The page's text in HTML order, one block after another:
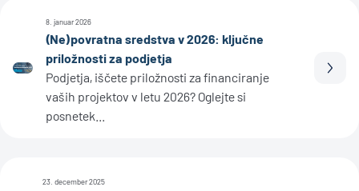
8. januar 2026
(Ne)povratna sredstva v 2026: ključne
priložnosti za podjetja
Podjetja, iščete priložnosti za financiranje
vaših projektov v letu 2026? Oglejte si
posnetek...
23. december 2025